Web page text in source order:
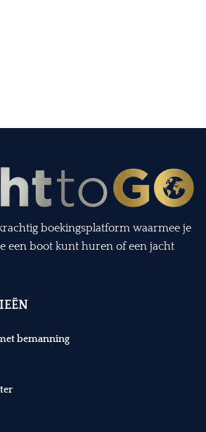
boekingsplatform waarmee je
een boot kunt huren of een jacht
bemanning